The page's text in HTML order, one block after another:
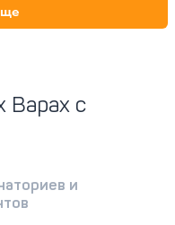
Варах с
и